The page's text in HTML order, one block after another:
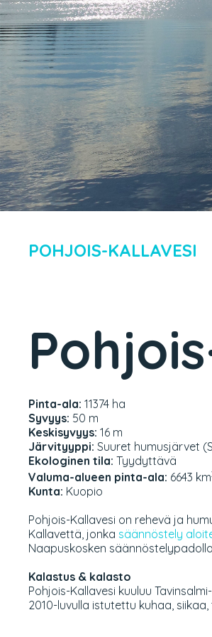
POHJOIS-KALLAVESI
Pinta-ala: 11374 ha
Syvyys: 50 m
Keskisyvyys: 16 m
Järvityyppi: Suuret humusjärvet
Ekologinen tila: Tyydyttävä
Valuma-alueen pinta-ala: 6643 km
Kunta: Kuopio
Pohjois-Kallavesi on rehevä ja
Kallavettä, jonka säännöstely
Naapuskosken
Kalastus & kalasto
Pohjois-Kallavesi kuuluu
2010-luvulla istutettu kuhaa,